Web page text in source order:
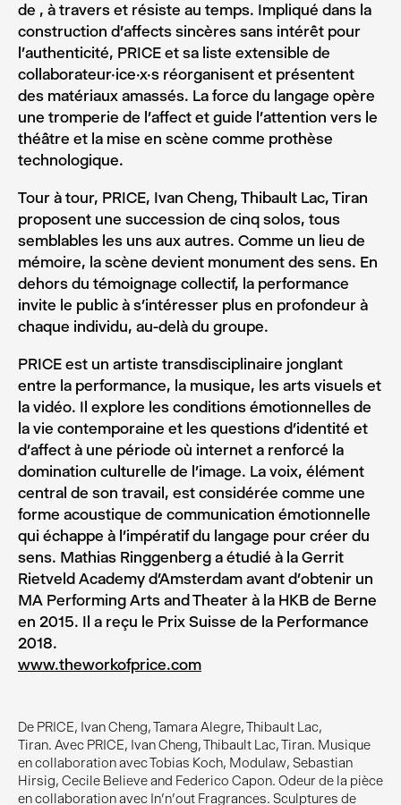
De PRICE, Ivan Cheng, Tamara Alegre, Thibault Lac,
Tiran. Avec PRICE, Ivan Cheng, Thibault Lac, Tiran. Musique
en collaboration avec Tobias Koch, Modulaw, Sebastian
Hirsig, Cecile Believe and Federico Capon. Odeur de la pièce
en collaboration avec In'n'out Fragrances. Sculptures de
de , à travers et résiste au temps. Impliqué dans la
construction d’affects sincères sans intérêt pour
l’authenticité, PRICE et sa liste extensible de
collaborateur·ice·x·s réorganisent et présentent
des matériaux amassés. La force du langage opère
une tromperie de l’affect et guide l’attention vers le
théâtre et la mise en scène comme prothèse
technologique.
Tour à tour, PRICE, Ivan Cheng, Thibault Lac, Tiran
proposent une succession de cinq solos, tous
semblables les uns aux autres. Comme un lieu de
mémoire, la scène devient monument des sens. En
dehors du témoignage collectif, la performance
invite le public à s’intéresser plus en profondeur à
chaque individu, au-delà du groupe.
PRICE est un artiste transdisciplinaire jonglant
entre la performance, la musique, les arts visuels et
la vidéo. Il explore les conditions émotionnelles de
la vie contemporaine et les questions d’identité et
d’affect à une période où internet a renforcé la
domination culturelle de l’image. La voix, élément
central de son travail, est considérée comme une
forme acoustique de communication émotionnelle
qui échappe à l’impératif du langage pour créer du
sens. Mathias Ringgenberg a étudié à la Gerrit
Rietveld Academy d’Amsterdam avant d’obtenir un
MA Performing Arts and Theater à la HKB de Berne
en 2015. Il a reçu le Prix Suisse de la Performance
2018.
www.theworkofprice.com